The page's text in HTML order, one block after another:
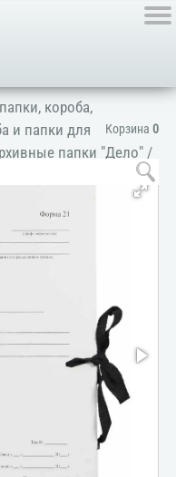
Корзина 0
короба,
и папки для
папки "Дело"/